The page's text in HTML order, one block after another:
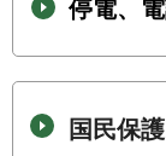
停電、
国民保護